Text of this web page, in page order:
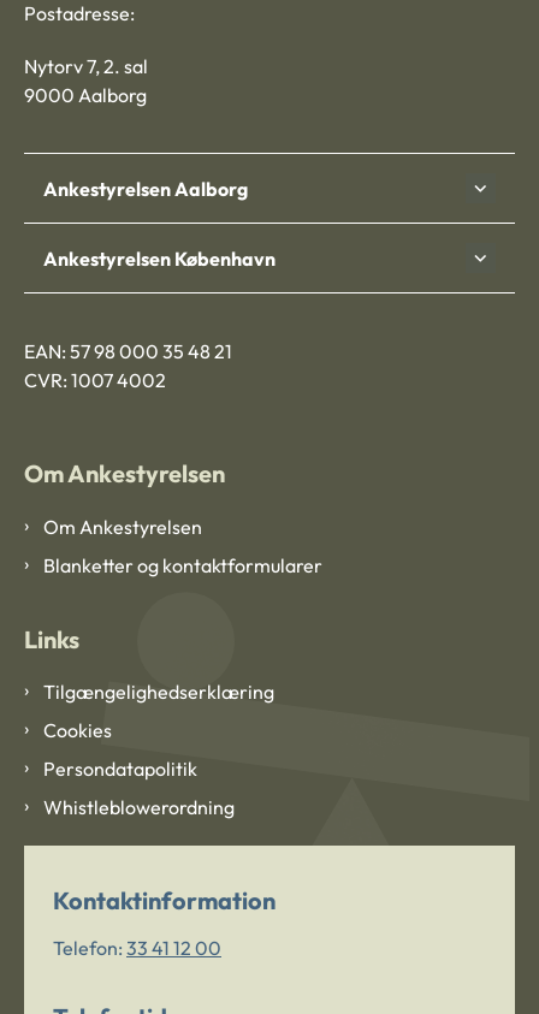
Postadresse:
Nytorv 7, 2. sal
9000 Aalborg
Ankestyrelsen Aalborg
Ankestyrelsen København
EAN: 57 98 000 35 48 21
CVR: 1007 4002
Om Ankestyrelsen
Om Ankestyrelsen
Blanketter og kontaktformularer
Links
Tilgængelighedserklæring
Cookies
Persondatapolitik
Whistleblowerordning
Kontaktinformation
Telefon: 33 41 12 00